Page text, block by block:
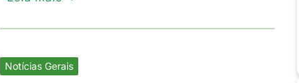
Notícias Gerais